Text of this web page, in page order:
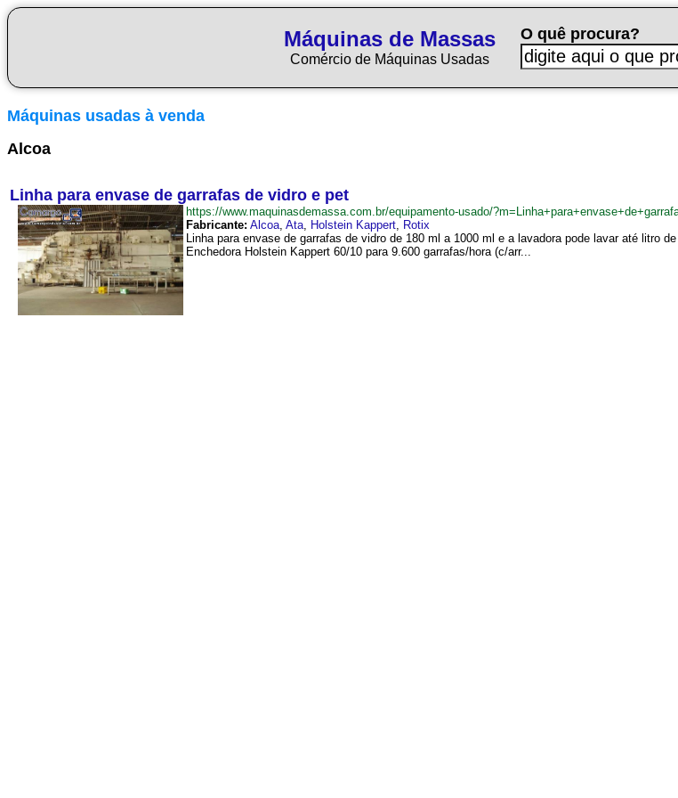
Máquinas de Massas
Comércio de Máquinas Usadas
O quê procura?
Máquinas usadas à venda
Alcoa
Linha para envase de garrafas de vidro e pet
https://www.maquinasdemassa.com.br/equipamento-usado/
Fabricante: Alcoa, Ata, Holstein Kappert, Rotix
Linha para envase de garrafas de vidro de 180 ml a 1000 ml e a lavadora pode lavar até litro
Enchedora Holstein Kappert 60/10 para 9.600 garrafas/hora (c/arr...